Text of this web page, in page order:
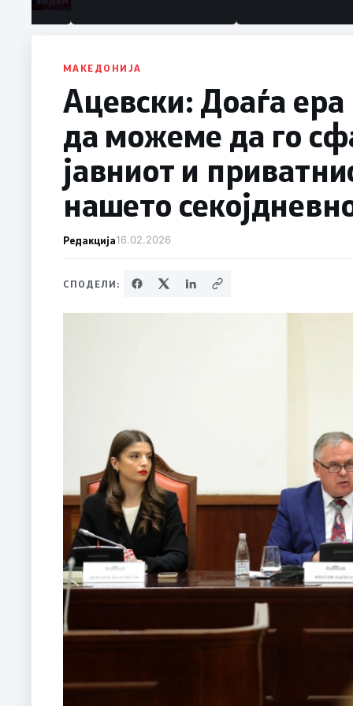
МАКЕДОНИЈА
Ацевски: Доаѓа
да можеме да го
јавниот и
нашето
Редакција16.02.2026
СПОДЕЛИ: